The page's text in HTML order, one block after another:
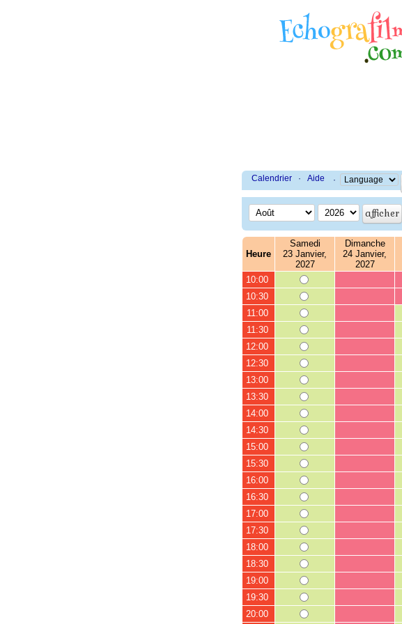
Calendrier · Aide ·
Heure
Samedi
23 Janvier,
2027
Dimanche
24 Janvier,
2027
10:00
10:30
11:00
11:30
12:00
12:30
13:00
13:30
14:00
14:30
15:00
15:30
16:00
16:30
17:00
17:30
18:00
18:30
19:00
19:30
20:00